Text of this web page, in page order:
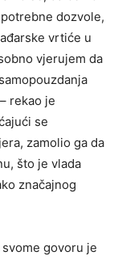
dozvole,
vrtiće u
vjerujem da
rekao je
se
zamolio ga da
što je vlada
značajnog
govoru je